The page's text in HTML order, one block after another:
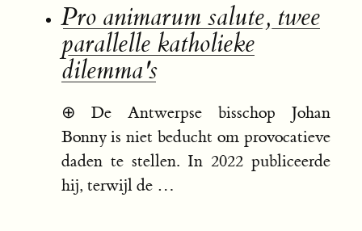
Pro animarum salute, twee
parallelle katholieke
dilemma's
⊕De Antwerpse bisschop Johan
Bonny is niet beducht om provocatieve
daden te stellen. In 2022 publiceerde
hij, terwijl de …